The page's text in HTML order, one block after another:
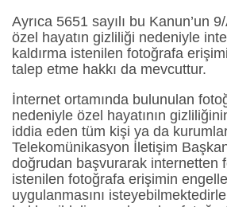
Ayrıca 5651 sayılı bu Kanun’un
özel hayatın gizliliği nedeniyle
kaldırma istenilen fotoğrafa
talep etme hakkı da mevcuttur.
İnternet ortamında bulunulan
nedeniyle özel hayatının
iddia eden tüm kişi ya da
Telekomünikasyon İletişim
doğrudan başvurarak internetten
istenilen fotoğrafa erişimin
uygulanmasını